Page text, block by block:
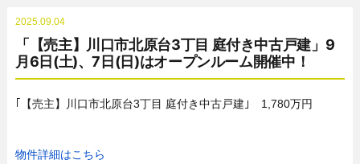
2025.09.04
「【売主】川口市北原台3丁目 庭付き中古戸建」9
月6日(土)、7日(日)はオープンルーム開催中！
｢【売主】川口市北原台3丁目 庭付き中古戸建｣ 1,780万円
物件詳細はこちら